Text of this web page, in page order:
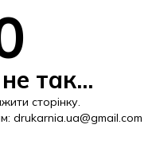
так...
сторінку.
drukarnia.ua@gmail.com